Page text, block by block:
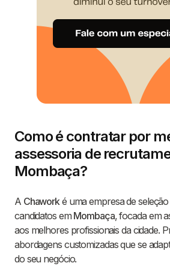
Como é contratar por
assessoria de
Mombaça?
A Chaworké uma empresa de
candidatos em Mombaça, focada em
aos melhores profissionais da cidade.
abordagens customizadas que se
do seu negócio.